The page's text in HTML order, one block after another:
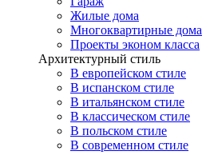
Жилые дома
Многоквартирные дома
Проекты эконом класса
Архитектурный стиль
В европейском стиле
В испанском стиле
В итальянском стиле
В классическом стиле
В польском стиле
В современном стиле